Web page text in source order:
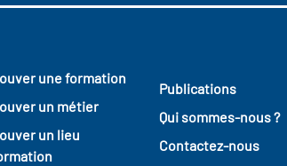
une formation
un métier
un lieu
Publications
Qui sommes-nous ?
Contactez-nous